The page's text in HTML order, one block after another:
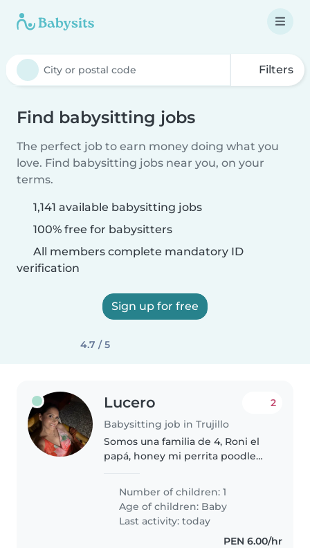
Filters
Find babysitting jobs
The perfect job to earn money doing what you
love. Find babysitting jobs near you, on your
terms.
1,141 available babysitting jobs
100% free for babysitters
All members complete mandatory ID
verification
Sign up for free
4.7 / 5
Lucero
Babysitting job in Trujillo
2
Somos una familia de 4, Roni el
papá, honey mi perrita poodle
meses y Yo. Somos padres
jóvenes, trabajamos y
necesitamos alguien que nos
ayude con el cuidado..
Number of children: 1
Age of children: Baby
Last activity: today
PEN 6.00/hr